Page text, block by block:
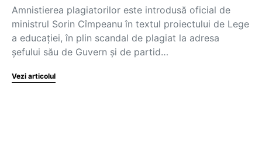
Amnistierea plagiatorilor este introdusă oficial de
ministrul Sorin Cîmpeanu în textul proiectului de Lege
a educației, în plin scandal de plagiat la adresa
șefului său de Guvern și de partid…
Vezi articolul